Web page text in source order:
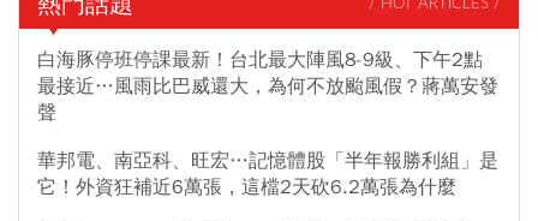
/ HOT ARTICLES /
白海豚停班停課最新！台北最大陣風8-9級、下午2點
最接近…風雨比巴威還大，為何不放颱風假？蔣萬安發
聲
華邦電、南亞科、旺宏…記憶體股「半年報勝利組」是
它！外資狂補近6萬張，這檔2天砍6.2萬張為什麼